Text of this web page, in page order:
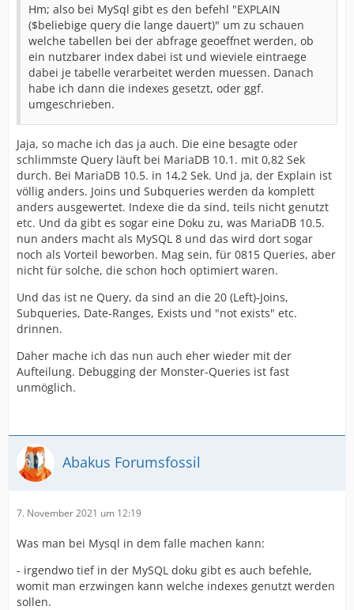
Hm; also bei MySql gibt es den befehl "EXPLAIN
($beliebige query die lange dauert)" um zu schauen
welche tabellen bei der abfrage geoeffnet werden, ob
ein nutzbarer index dabei ist und wieviele eintraege
dabei je tabelle verarbeitet werden muessen. Danach
habe ich dann die indexes gesetzt, oder ggf.
umgeschrieben.
Jaja, so mache ich das ja auch. Die eine besagte oder
schlimmste Query läuft bei MariaDB 10.1. mit 0,82 Sek
durch. Bei MariaDB 10.5. in 14,2 Sek. Und ja, der Explain ist
völlig anders. Joins und Subqueries werden da komplett
anders ausgewertet. Indexe die da sind, teils nicht genutzt
etc. Und da gibt es sogar eine Doku zu, was MariaDB 10.5.
nun anders macht als MySQL 8 und das wird dort sogar
noch als Vorteil beworben. Mag sein, für 0815 Queries, aber
nicht für solche, die schon hoch optimiert waren.
Und das ist ne Query, da sind an die 20 (Left)-Joins,
Subqueries, Date-Ranges, Exists und "not exists" etc.
drinnen.
Daher mache ich das nun auch eher wieder mit der
Aufteilung. Debugging der Monster-Queries ist fast
unmöglich.
Abakus Forumsfossil
7. November 2021 um 12:19
Was man bei Mysql in dem falle machen kann:
- irgendwo tief in der MySQL doku gibt es auch befehle,
womit man erzwingen kann welche indexes genutzt werden
sollen.